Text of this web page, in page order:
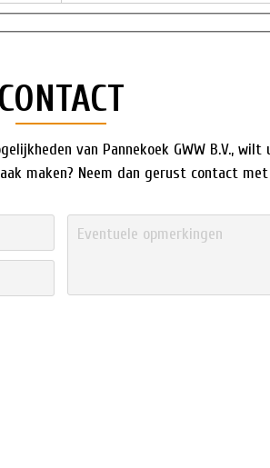
CONTACT
van Pannekoek GWW B.V., wilt
maken? Neem dan gerust contact met